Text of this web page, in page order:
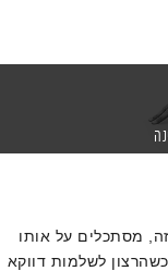
מסתכלים על אותו
לשלמות דווקא